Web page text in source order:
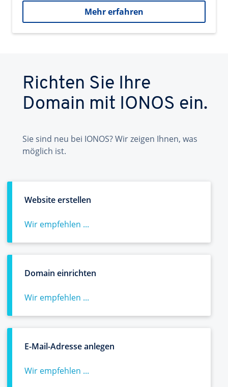
Mehr erfahren
Richten Sie Ihre
Domain mit IONOS ein.
Sie sind neu bei IONOS? Wir zeigen Ihnen, was
möglich ist.
Website erstellen
Wir empfehlen ...
Domain einrichten
Wir empfehlen ...
E-Mail-Adresse anlegen
Wir empfehlen ...